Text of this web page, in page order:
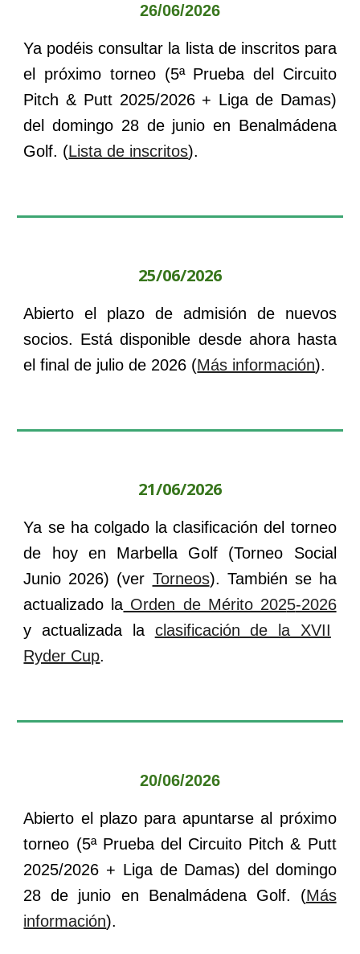
26/06/2026
Ya podéis consultar la lista de inscritos para
el
próximo torneo (5ª Prueba del Circuito
Pitch & Putt 2025/2026+ Liga de Damas)
deldomingo 28 de junio en Benalmádena
Golf. (Lista de inscritos).
25/06/2026
Abierto el plazo de admisión de nuevos
socios. Está disponible desde ahora hasta
el final de julio de 2026 (Más información).
21/06/2026
Ya se ha colgado la clasificación del torneo
de hoy en Marbella Golf (Torneo Social
Junio 2026) (ver Torneos). También se ha
actualizado la Orden de Mérito 2025-2026
yactualizada la clasificación de la XVII
Ryder Cup.
20/06/2026
Abierto el plazo para apuntarse al próximo
torneo (5ª Prueba del Circuito Pitch & Putt
2025/2026 + Liga de Damas) del domingo
28 de junio en BenalmádenaGolf. (Más
información).